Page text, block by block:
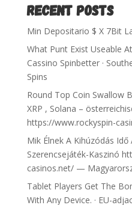
RECENT POSTS
Min Depositario $ X 7Bit
What Punt Exist Useable
Cassino Spinbetter ·
Spins
Round Top Coin Swallow
XRP , Solana –
https://www.rockyspin-
Mik Élnek A Kihúzódás
Szerencsejáték-Kaszinó
casinos.net/ —
Tablet Players Get The
With Any Device. · EU-